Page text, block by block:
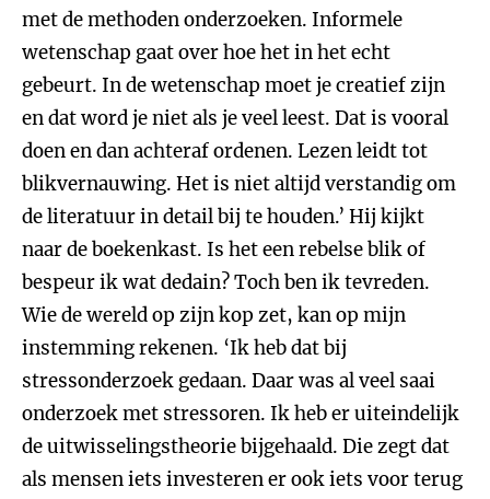
met de methoden onderzoeken. Informele
wetenschap gaat over hoe het in het echt
gebeurt. In de wetenschap moet je creatief zijn
en dat word je niet als je veel leest. Dat is vooral
doen en dan achteraf ordenen. Lezen leidt tot
blikvernauwing. Het is niet altijd verstandig om
de literatuur in detail bij te houden.’ Hij kijkt
naar de boekenkast. Is het een rebelse blik of
bespeur ik wat dedain? Toch ben ik tevreden.
Wie de wereld op zijn kop zet, kan op mijn
instemming rekenen. ‘Ik heb dat bij
stressonderzoek gedaan. Daar was al veel saai
onderzoek met stressoren. Ik heb er uiteindelijk
de uitwisselingstheorie bijgehaald. Die zegt dat
als mensen iets investeren er ook iets voor terug